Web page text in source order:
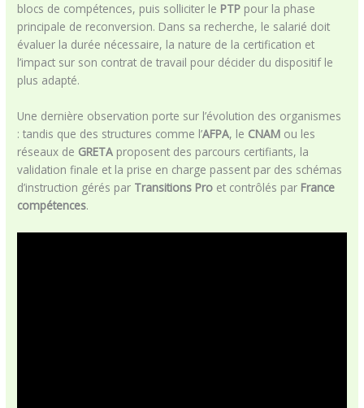
blocs de compétences, puis solliciter le PTP pour la phase
principale de reconversion. Dans sa recherche, le salarié doit
évaluer la durée nécessaire, la nature de la certification et
l’impact sur son contrat de travail pour décider du dispositif le
plus adapté.
Une dernière observation porte sur l’évolution des organismes
: tandis que des structures comme l’AFPA, le CNAM ou les
réseaux de GRETA proposent des parcours certifiants, la
validation finale et la prise en charge passent par des schémas
d’instruction gérés par Transitions Pro et contrôlés par France
compétences.